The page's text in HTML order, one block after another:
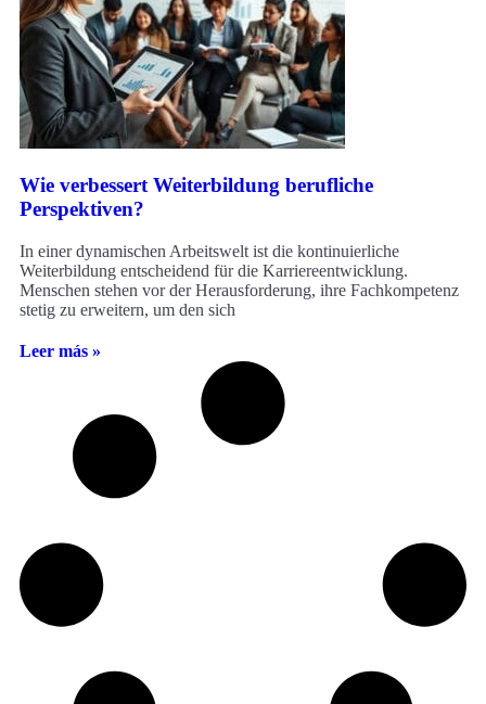
Wie verbessert Weiterbildung berufliche
Perspektiven?
In einer dynamischen Arbeitswelt ist die kontinuierliche
Weiterbildung entscheidend für die Karriereentwicklung.
Menschen stehen vor der Herausforderung, ihre Fachkompetenz
stetig zu erweitern, um den sich
Leer más »